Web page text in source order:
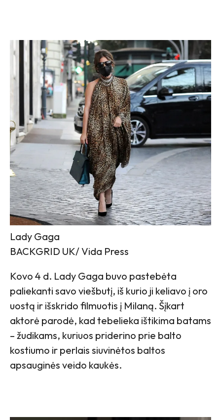
Lady Gaga
BACKGRID UK/ Vida Press
Kovo 4 d. Lady Gaga buvo pastebėta
paliekanti savo viešbutį, iš kurio ji keliavo į oro
uostą ir išskrido filmuotis į Milaną. Šįkart
aktorė parodė, kad tebelieka ištikima batams
– žudikams, kuriuos priderino prie balto
kostiumo ir perlais siuvinėtos baltos
apsauginės veido kaukės.